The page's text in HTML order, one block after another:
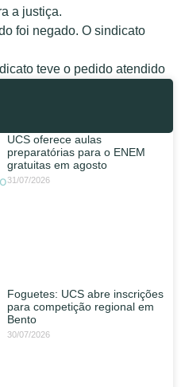
a justiça.
foi negado. O sindicato
teve o pedido atendido
UCS oferece aulas
preparatórias para o ENEM
gratuitas em agosto
31/07/2026
Foguetes: UCS abre inscrições
para competição regional em
Bento
30/07/2026